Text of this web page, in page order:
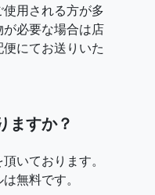
用される方が多
必要な場合は店
にてお送りいた
ますか？
いております。
無料です。